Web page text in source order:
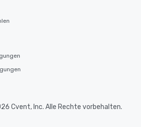
Cvent, Inc. Alle Rechte vorbehalten.